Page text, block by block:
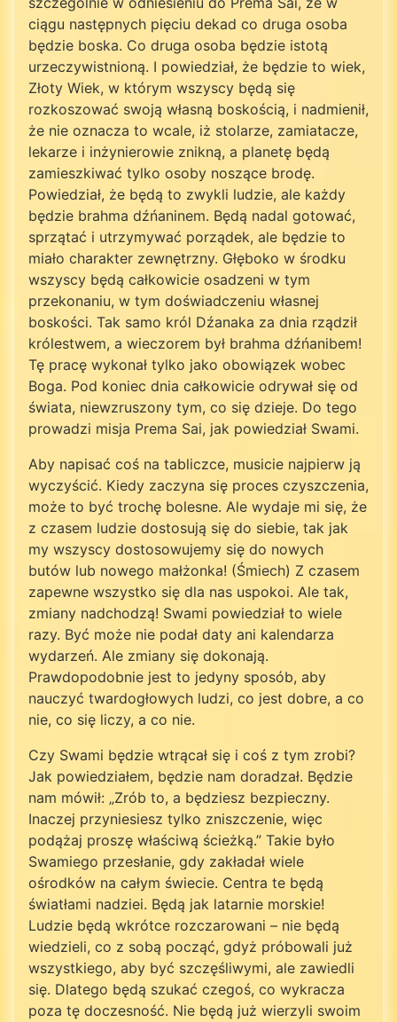
ciągu następnych pięciu dekad co druga osoba
będzie boska. Co druga osoba będzie istotą
urzeczywistnioną. I powiedział, że będzie to wiek,
Złoty Wiek, w którym wszyscy będą się
rozkoszować swoją własną boskością, i nadmienił,
że nie oznacza to wcale, iż stolarze, zamiatacze,
lekarze i inżynierowie znikną, a planetę będą
zamieszkiwać tylko osoby noszące brodę.
Powiedział, że będą to zwykli ludzie, ale każdy
będzie brahma dźńaninem. Będą nadal gotować,
sprzątać i utrzymywać porządek, ale będzie to
miało charakter zewnętrzny. Głęboko w środku
wszyscy będą całkowicie osadzeni w tym
przekonaniu, w tym doświadczeniu własnej
boskości. Tak samo król Dźanaka za dnia rządził
królestwem, a wieczorem był brahma dźńanibem!
Tę pracę wykonał tylko jako obowiązek wobec
Boga. Pod koniec dnia całkowicie odrywał się od
świata, niewzruszony tym, co się dzieje. Do tego
prowadzi misja Prema Sai, jak powiedział Swami.
Aby napisać coś na tabliczce, musicie najpierw ją
wyczyścić. Kiedy zaczyna się proces czyszczenia,
może to być trochę bolesne. Ale wydaje mi się, że
z czasem ludzie dostosują się do siebie, tak jak
my wszyscy dostosowujemy się do nowych
butów lub nowego małżonka! (Śmiech) Z czasem
zapewne wszystko się dla nas uspokoi. Ale tak,
zmiany nadchodzą! Swami powiedział to wiele
razy. Być może nie podał daty ani kalendarza
wydarzeń. Ale zmiany się dokonają.
Prawdopodobnie jest to jedyny sposób, aby
nauczyć twardogłowych ludzi, co jest dobre, a co
nie, co się liczy, a co nie.
Czy Swami będzie wtrącał się i coś z tym zrobi?
Jak powiedziałem, będzie nam doradzał. Będzie
nam mówił: „Zrób to, a będziesz bezpieczny.
Inaczej przyniesiesz tylko zniszczenie, więc
podążaj proszę właściwą ścieżką.” Takie było
Swamiego przesłanie, gdy zakładał wiele
ośrodków na całym świecie. Centra te będą
światłami nadziei. Będą jak latarnie morskie!
Ludzie będą wkrótce rozczarowani – nie będą
wiedzieli, co z sobą począć, gdyż próbowali już
wszystkiego, aby być szczęśliwymi, ale zawiedli
się. Dlatego będą szukać czegoś, co wykracza
poza tę doczesność. Nie będą już wierzyli swoim